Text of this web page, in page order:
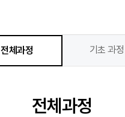
전체과정 기초 과정
전체과정